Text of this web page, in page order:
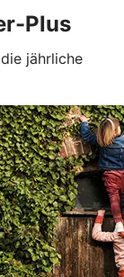
Plus
jährliche